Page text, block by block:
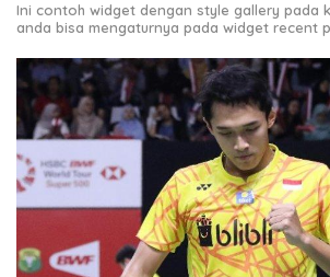
Ini contoh widget dengan style gallery pada
anda bisa mengaturnya pada widget recent